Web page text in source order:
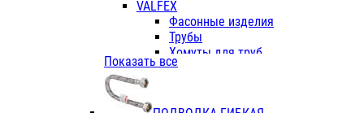
ПК КОНТУР
Краны полипропиленовые
Трубы полипропиленивые
VALFEX
Фасонные изделия
Трубы
Хомуты для труб
ПВХ (стройполимер)
Показать все